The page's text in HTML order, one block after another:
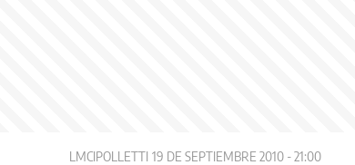
LMCIPOLLETTI 19 DE SEPTIEMBRE 2010 - 21:00